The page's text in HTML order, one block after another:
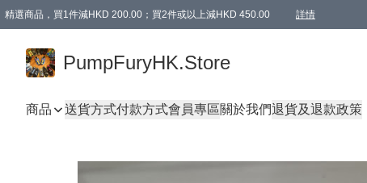
精選商品，買1件減HKD 200.00；買2件或以上減HKD 450.00 詳情
PumpFuryHK.Store
商品 送貨方式付款方式會員專區關於我們退貨及退款政策